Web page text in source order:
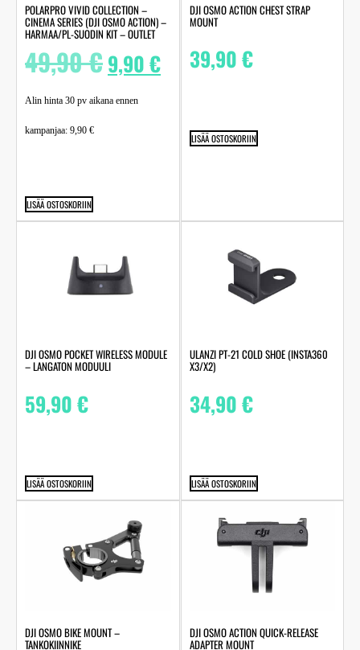
POLARPRO VIVID COLLECTION –
CINEMA SERIES (DJI OSMO ACTION) –
HARMAA/PL-SUODIN KIT – OUTLET
49,90€9,90€
Alin hinta 30 pv aikana ennen
kampanjaa: 9,90 €
LISÄÄ OSTOSKORIIN
DJI OSMO ACTION CHEST STRAP
MOUNT
39,90€
LISÄÄ OSTOSKORIIN
DJI OSMO POCKET WIRELESS MODULE
– LANGATON MODUULI
59,90€
LISÄÄ OSTOSKORIIN
ULANZI PT-21 COLD SHOE (INSTA360
X3/X2)
34,90€
LISÄÄ OSTOSKORIIN
DJI OSMO BIKE MOUNT –
TANKOKIINNIKE
DJI OSMO ACTION QUICK-RELEASE
ADAPTER MOUNT